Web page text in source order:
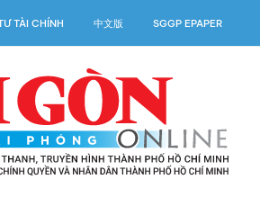
TÀI CHÍNH 中文版 SGGP EPAPER